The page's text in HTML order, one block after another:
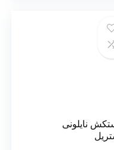
نایلونی